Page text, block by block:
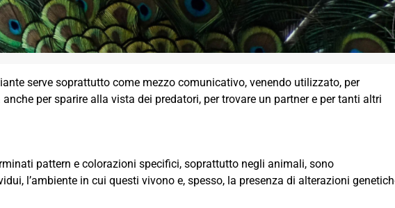
serve soprattutto come mezzo comunicativo, venendo utilizzato, per
per sparire alla vista dei predatori, per trovare un partner e per tanti altri
pattern e colorazioni specifici, soprattutto negli animali, sono
l’ambiente in cui questi vivono e, spesso, la presenza di alterazioni